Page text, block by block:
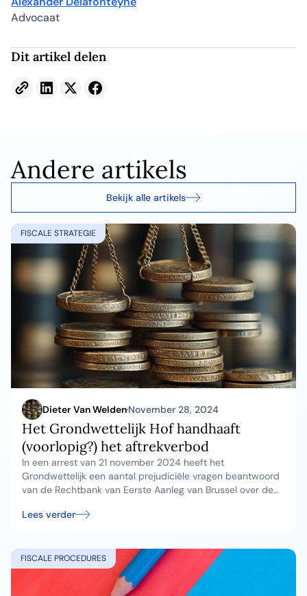
Dit artikel delen
Advocaat
Andere artikels
Bekijk alle artikels
Dieter Van WeldenNovember 28, 2024
Het Grondwettelijk Hof handhaaft
(voorlopig?) het aftrekverbod
In een arrest van 21 november 2024 heeft het
Grondwettelijk een aantal prejudiciële vragen beantwoord
van de Rechtbank van Eerste Aanleg van Brussel over de
Grondwettelijk gelijkheidsbeginsel en het
Lees verder
FISCALE STRATEGIE
FISCALE PROCEDURES